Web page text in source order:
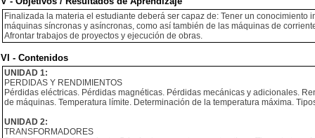
Finalizada la materia el estudiante deberá ser capaz de: Tener un
máquinas síncronas y asíncronas, como así también de las máquinas de
Afrontar trabajos de proyectos y ejecución de obras.
VI - Contenidos
UNIDAD 1:
PERDIDAS Y RENDIMIENTOS
Pérdidas eléctricas. Pérdidas magnéticas. Pérdidas mecánicas y adicionales.
de máquinas. Temperatura límite. Determinación de la temperatura máxima.
UNIDAD 2:
TRANSFORMADORES